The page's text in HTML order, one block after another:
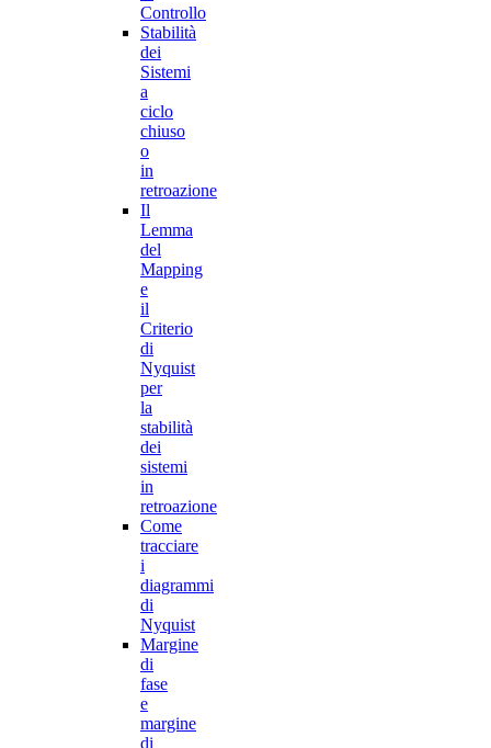
Controllo
Stabilità
dei
Sistemi
a
ciclo
chiuso
o
in
retroazione
Il
Lemma
del
Mapping
e
il
Criterio
di
Nyquist
per
la
stabilità
dei
sistemi
in
retroazione
Come
tracciare
i
diagrammi
di
Nyquist
Margine
di
fase
e
margine
di